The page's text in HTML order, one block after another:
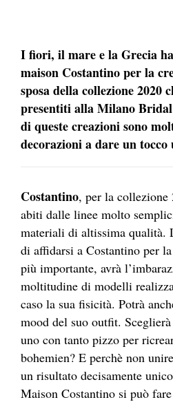
I fiori, il mare e la Grecia
maison Costantino per la
sposa della collezione 2020
presentiti alla Milano
di queste creazioni sono
decorazioni a dare un
Costantino, per la collezione
abiti dalle linee molto
materiali di altissima qualità.
di affidarsi a Costantino per
più importante, avrà
moltitudine di modelli
caso la sua fisicità. Potrà
mood del suo outfit.
uno con tanto pizzo per
bohemien? E perchè non
un risultato decisamente
Maison Costantino si può